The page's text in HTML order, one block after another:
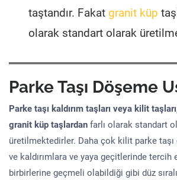
taştandır. Fakat granit küp
olarak standart olarak
Parke Taşı Döşeme
Parke taşı kaldırım taşları veya kilit
granit küp taşlardan farlı olarak standart
üretilmektedirler. Daha çok kilit parke
ve kaldırımlara ve yaya geçitlerinde tercih
birbirlerine geçmeli olabildiği gibi düz